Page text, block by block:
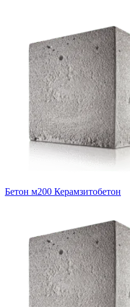
Бетон м200 Керамзитобетон